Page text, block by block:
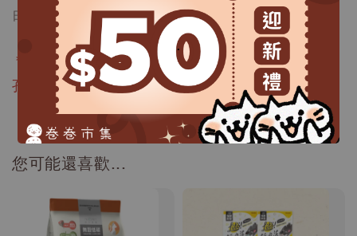
.
日本設計、中國製造
＊貓壹食器皆為手工製作，外觀有細微黑點或氣
孔，不屬於瑕疵
您可能還喜歡...